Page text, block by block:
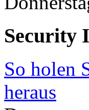
Security
So holen
heraus